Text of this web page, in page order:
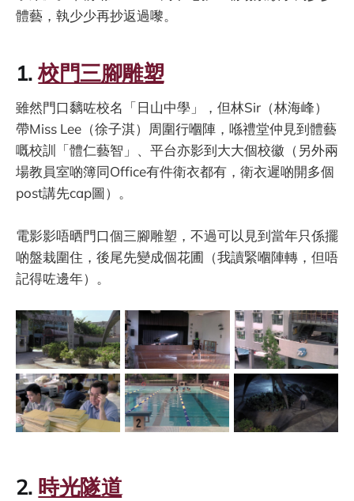
體藝，執少少再抄返過嚟。
1.校門三腳雕塑
雖然門口黐咗校名「日山中學」，但林Sir（林海峰）
帶Miss Lee（徐子淇）周圍行嗰陣，喺禮堂仲見到體藝
嘅校訓「體仁藝智」、平台亦影到大大個校徽（另外兩
場教員室啲簿同Office有件衛衣都有，衛衣遲啲開多個
post講先cap圖）。
電影影唔晒門口個三腳雕塑，不過可以見到當年只係擺
啲盤栽圍住，後尾先變成個花圃（我讀緊嗰陣轉，但唔
記得咗邊年）。
2. 時光隧道